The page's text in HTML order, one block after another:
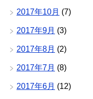
2017年10月 (7)
2017年9月 (3)
2017年8月 (2)
2017年7月 (8)
2017年6月 (12)